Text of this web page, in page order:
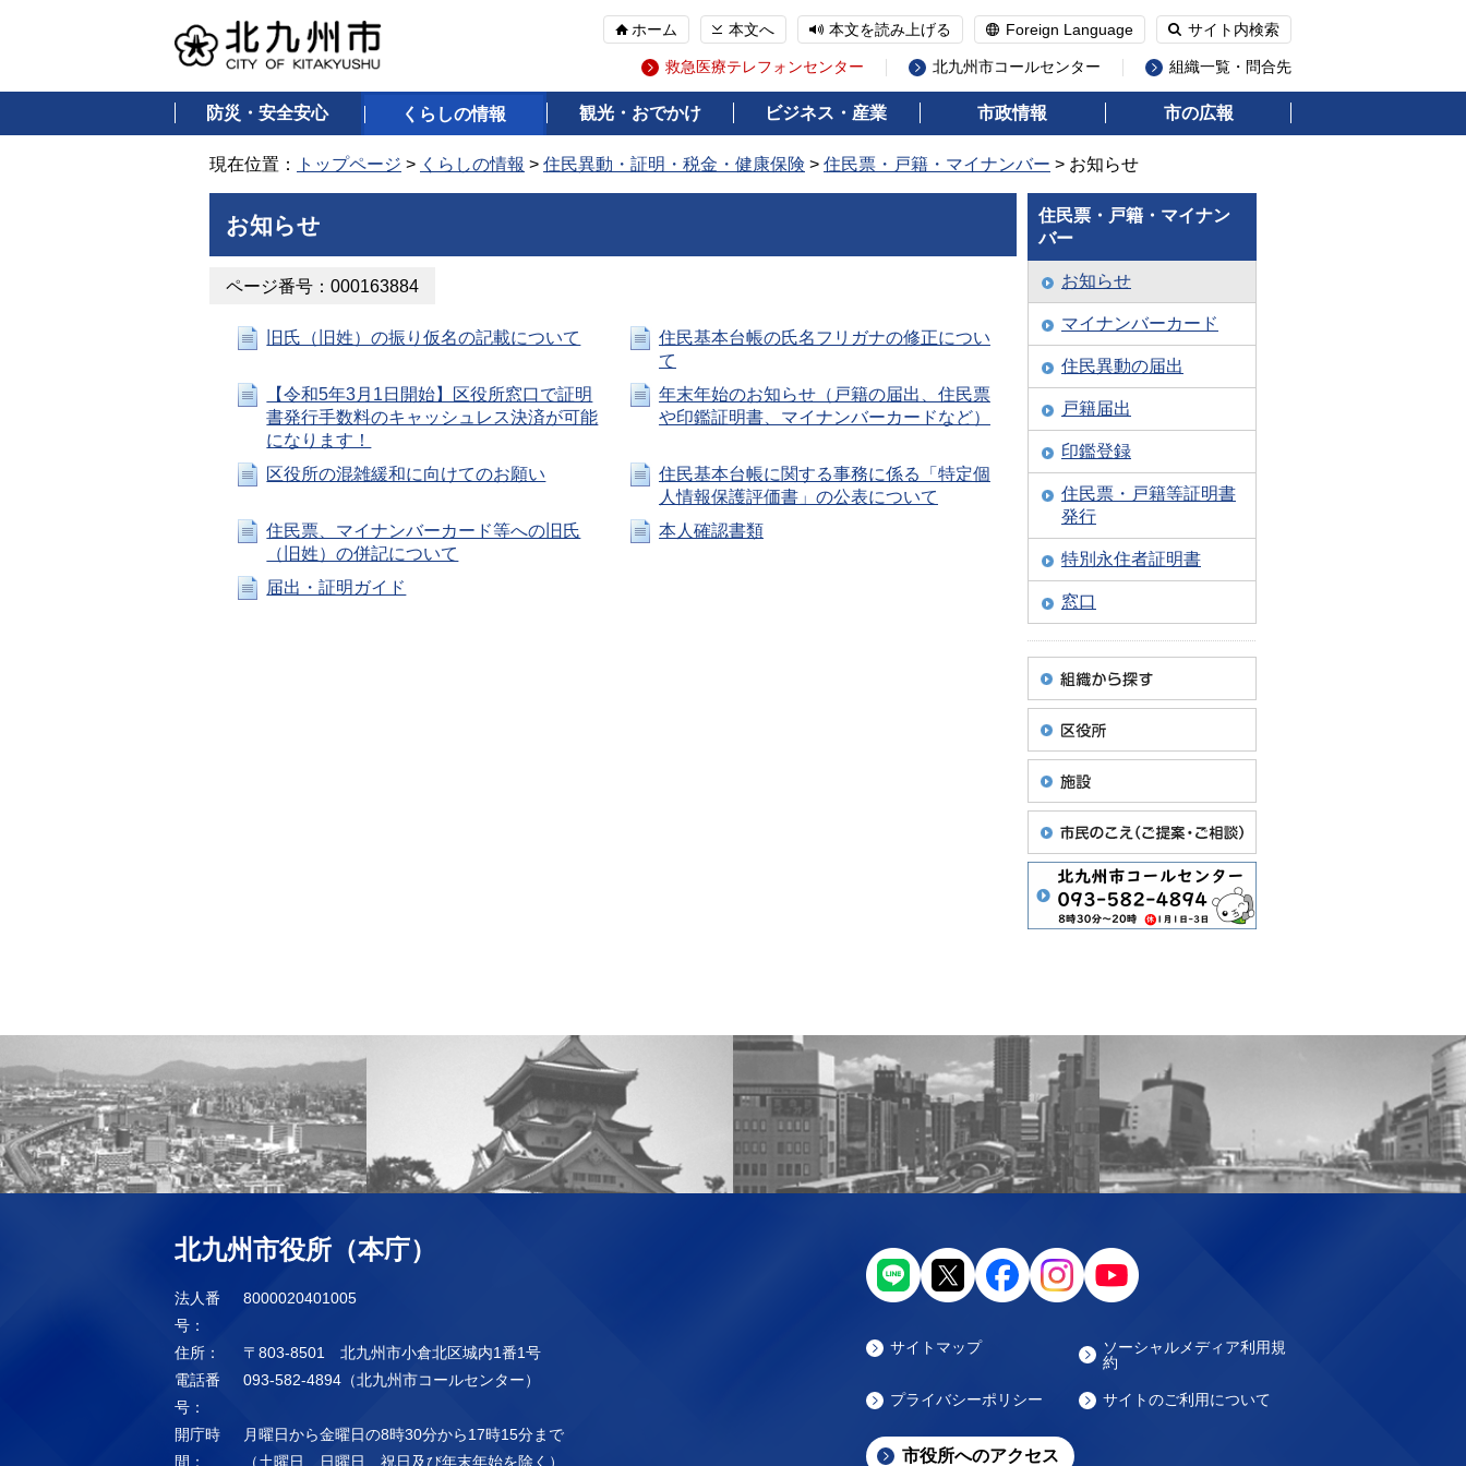
ホーム 本文へ 本文を読み上げる Foreign Language サイト内検索
救急医療テレフォンセンター 北九州市コールセンター 組織一覧・問合先
防災・安全安心 くらしの情報 観光・おでかけ ビジネス・産業 市政情報 市の広報
現在位置： トップページ > くらしの情報 > 住民異動・証明・税金・健康保険 > 住民票・戸籍・マイナンバー > お知らせ
お知らせ
ページ番号：000163884
旧氏（旧姓）の振り仮名の記載について
住民基本台帳の氏名フリガナの修正につい
て
【令和5年3月1日開始】区役所窓口で証明
書発行手数料のキャッシュレス決済が可能
になります！
年末年始のお知らせ（戸籍の届出、住民票
や印鑑証明書、マイナンバーカードなど）
区役所の混雑緩和に向けてのお願い
住民基本台帳に関する事務に係る「特定個
人情報保護評価書」の公表について
住民票、マイナンバーカード等への旧氏
（旧姓）の併記について
本人確認書類
届出・証明ガイド
住民票・戸籍・マイナン
バー
お知らせ
マイナンバーカード
住民異動の届出
戸籍届出
印鑑登録
住民票・戸籍等証明書
発行
特別永住者証明書
窓口
北九州市役所（本庁）
法人番
号：
8000020401005
住所：
〒803-8501 北九州市小倉北区城内1番1号
電話番
号：
093-582-4894（北九州市コールセンター）
開庁時
間：
月曜日から金曜日の8時30分から17時15分まで
（土曜日、日曜日、祝日及び年末年始を除く）
サイトマップ
ソーシャルメディア利用規
約
プライバシーポリシー サイトのご利用について
市役所へのアクセス